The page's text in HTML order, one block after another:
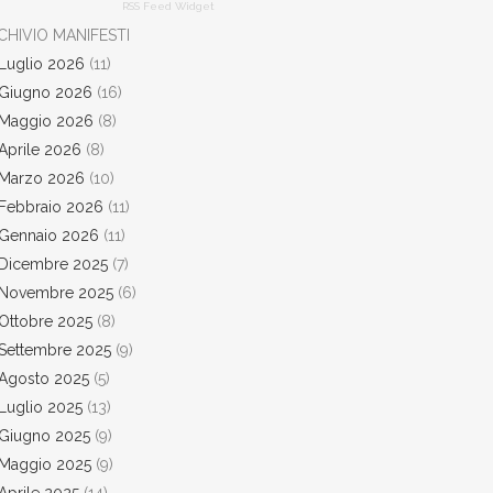
RSS Feed Widget
MANIFESTI
2026 (11)
2026 (16)
2026 (8)
2026 (8)
2026 (10)
2026 (11)
2026 (11)
2025 (7)
2025 (6)
2025 (8)
2025 (9)
2025 (5)
2025 (13)
2025 (9)
2025 (9)